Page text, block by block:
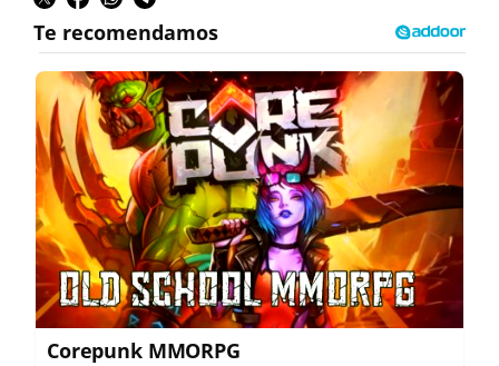
Corepunk MMORPG